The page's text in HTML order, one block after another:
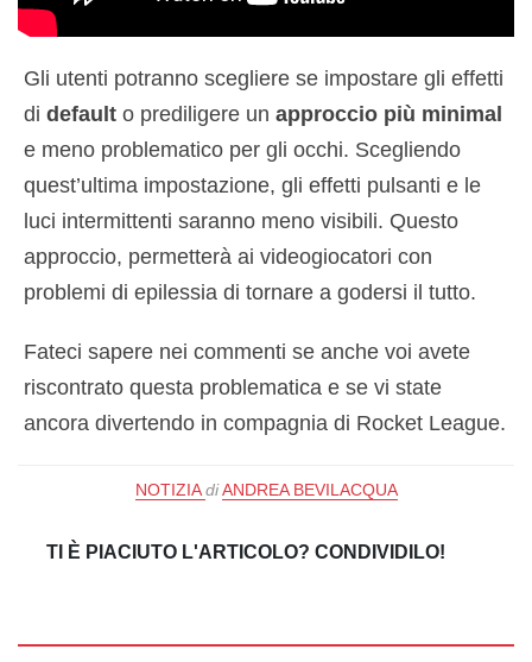
Gli utenti potranno scegliere se impostare gli effetti
di default o prediligere un approccio più minimal
e meno problematico per gli occhi. Scegliendo
quest’ultima impostazione, gli effetti pulsanti e le
luci intermittenti saranno meno visibili. Questo
approccio, permetterà ai videogiocatori con
problemi di epilessia di tornare a godersi il tutto.
Fateci sapere nei commenti se anche voi avete
riscontrato questa problematica e se vi state
ancora divertendo in compagnia di Rocket League.
NOTIZIA di ANDREA BEVILACQUA
TI È PIACIUTO L'ARTICOLO? CONDIVIDILO!